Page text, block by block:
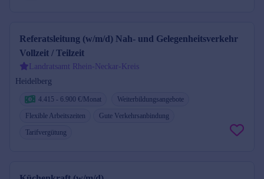
Referatsleitung (w/m/d) Nah- und Gelegenheitsverkehr
Vollzeit / Teilzeit
Landratsamt Rhein-Neckar-Kreis
Heidelberg
4.415 - 6.900 €/Monat
Weiterbildungsangebote
Flexible Arbeitszeiten
Gute Verkehrsanbindung
Tarifvergütung